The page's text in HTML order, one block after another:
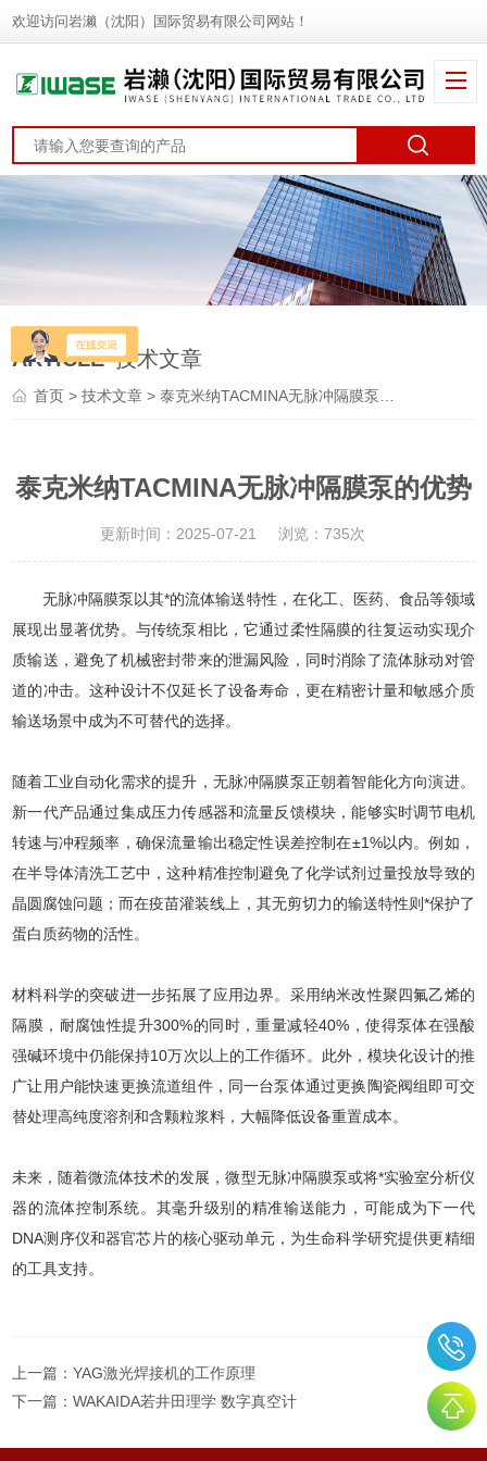
欢迎访问岩濑（沈阳）国际贸易有限公司网站！
ARTICLE 技术文章
首页 >技术文章 > 泰克米纳TACMINA无脉冲隔膜泵的优势
泰克米纳TACMINA无脉冲隔膜泵的优势
更新时间：2025-07-21 浏览：735次
无脉冲隔膜泵以其*的流体输送特性，在化工、医药、食品等领域
展现出显著优势。与传统泵相比，它通过柔性隔膜的往复运动实现介
质输送，避免了机械密封带来的泄漏风险，同时消除了流体脉动对管
道的冲击。这种设计不仅延长了设备寿命，更在精密计量和敏感介质
输送场景中成为不可替代的选择。
随着工业自动化需求的提升，无脉冲隔膜泵正朝着智能化方向演进。
新一代产品通过集成压力传感器和流量反馈模块，能够实时调节电机
转速与冲程频率，确保流量输出稳定性误差控制在±1%以内。例如，
在半导体清洗工艺中，这种精准控制避免了化学试剂过量投放导致的
晶圆腐蚀问题；而在疫苗灌装线上，其无剪切力的输送特性则*保护了
蛋白质药物的活性。
材料科学的突破进一步拓展了应用边界。采用纳米改性聚四氟乙烯的
隔膜，耐腐蚀性提升300%的同时，重量减轻40%，使得泵体在强酸
强碱环境中仍能保持10万次以上的工作循环。此外，模块化设计的推
广让用户能快速更换流道组件，同一台泵体通过更换陶瓷阀组即可交
替处理高纯度溶剂和含颗粒浆料，大幅降低设备重置成本。
未来，随着微流体技术的发展，微型无脉冲隔膜泵或将*实验室分析仪
器的流体控制系统。其毫升级别的精准输送能力，可能成为下一代
DNA测序仪和器官芯片的核心驱动单元，为生命科学研究提供更精细
的工具支持。
上一篇：YAG激光焊接机的工作原理
下一篇：WAKAIDA若井田理学 数字真空计